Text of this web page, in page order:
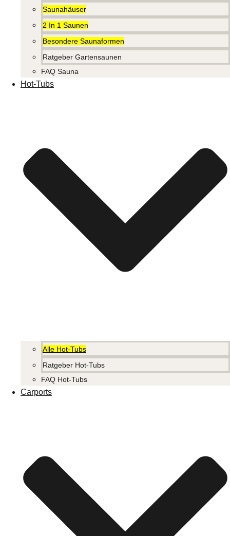
Saunahäuser
2 In 1 Saunen
Besondere Saunaformen
Ratgeber Gartensaunen
FAQ Sauna
Hot-Tubs
Alle Hot-Tubs
Ratgeber Hot-Tubs
FAQ Hot-Tubs
Carports